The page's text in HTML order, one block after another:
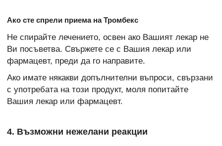
Ако сте спрели приема на Тромбекс
Не спирайте лечението, освен ако Вашият лекар не
Ви посъветва. Свържете се с Вашия лекар или
фармацевт, преди да го направите.
Ако имате някакви допълнителни въпроси, свързани
с употребата на този продукт, моля попитайте
Вашия лекар или фармацевт.
4. Възможни нежелани реакции